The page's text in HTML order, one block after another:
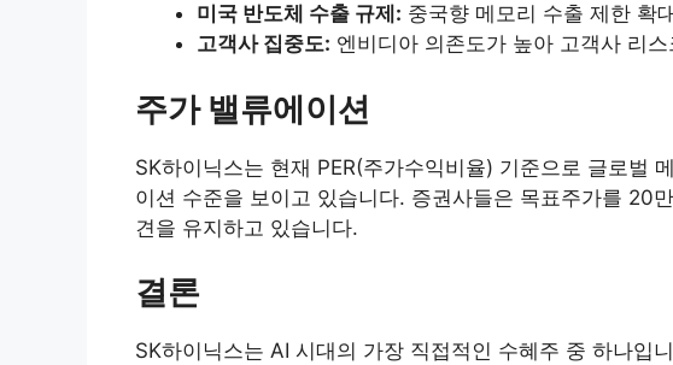
미국 반도체 수출 규제: 중국향 메모리 수출 제한 확
고객사 집중도: 엔비디아 의존도가 높아 고객사 리스
주가 밸류에이션
SK하이닉스는 현재 PER(주가수익비율) 기준으로 글로벌
이션 수준을 보이고 있습니다. 증권사들은 목표주가를 20
견을 유지하고 있습니다.
결론
SK하이닉스는 AI 시대의 가장 직접적인 수혜주 중 하나입